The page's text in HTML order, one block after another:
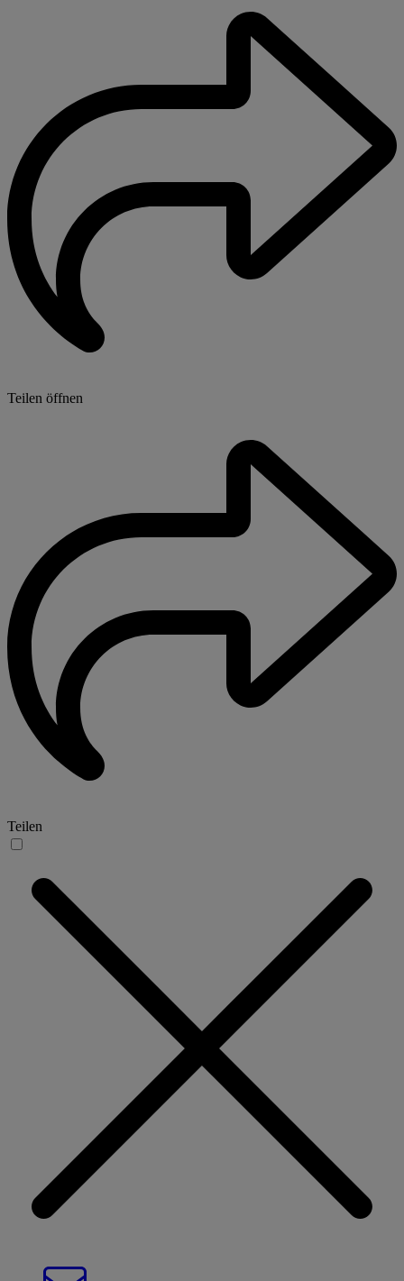
Teilen öffnen
Teilen